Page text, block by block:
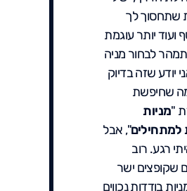
שתחסוך לך
ועוד יותר עוגמת
לבחור מניה
יודע שזה בדיוק
שחיפשת
"מניות
למתחילים", אבל
רגע. רוב
שקופצים ישר
בודדות נכווים